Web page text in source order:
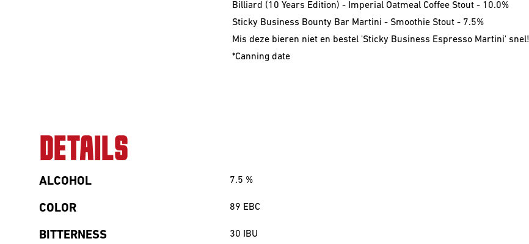
Billiard (10 Years Edition) - Imperial Oatmeal Coffee Stout - 10.0%
Sticky Business Bounty Bar Martini - Smoothie Stout - 7.5%
Mis deze bieren niet en bestel 'Sticky Business Espresso Martini' snel!
*Canning date
DETAILS
ALCOHOL 7.5 %
COLOR 89 EBC
BITTERNESS 30 IBU